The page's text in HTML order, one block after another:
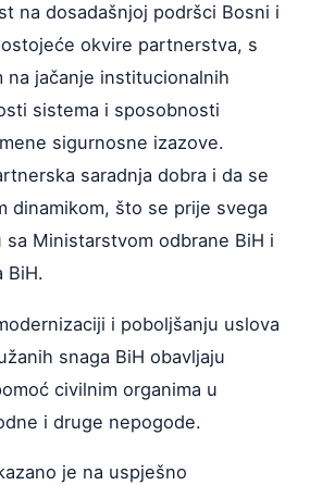
na dosadašnjoj podršci Bosni i
okvire partnerstva, s
na jačanje institucionalnih
sistema i sposobnosti
sigurnosne izazove.
saradnja dobra i da se
dinamikom, što se prije svega
sa Ministarstvom odbrane BiH i
BiH.
i poboljšanju uslova
snaga BiH obavljaju
civilnim organima u
i druge nepogode.
je na uspješno